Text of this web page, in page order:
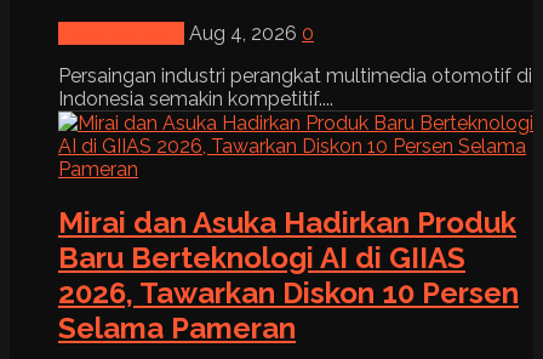
Aug 4, 2026 0
Persaingan industri perangkat multimedia otomotif di
Indonesia semakin kompetitif....
Mirai dan Asuka Hadirkan Produk
Baru Berteknologi AI di GIIAS
2026, Tawarkan Diskon 10 Persen
Selama Pameran